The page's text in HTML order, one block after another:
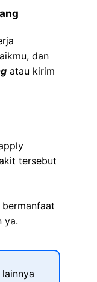
dan
atau kirim
tersebut
ya.